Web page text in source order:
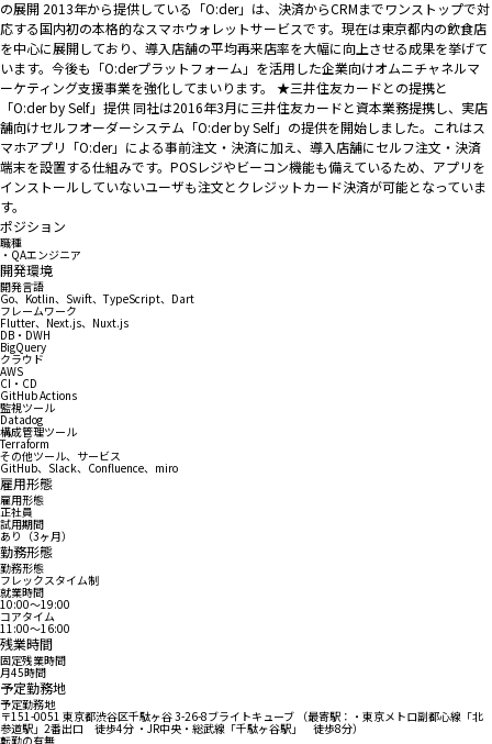
の展開 2013年から提供している「O:der」は、決済からCRMまでワンストップで対
応する国内初の本格的なスマホウォレットサービスです。現在は東京都内の飲食店
を中心に展開しており、導入店舗の平均再来店率を大幅に向上させる成果を挙げて
います。今後も「O:derプラットフォーム」を活用した企業向けオムニチャネルマ
ーケティング支援事業を強化してまいります。 ★三井住友カードとの提携と
「O:der by Self」提供 同社は2016年3月に三井住友カードと資本業務提携し、実店
舗向けセルフオーダーシステム「O:der by Self」の提供を開始しました。これはス
マホアプリ「O:der」による事前注文・決済に加え、導入店舗にセルフ注文・決済
端末を設置する仕組みです。POSレジやビーコン機能も備えているため、アプリを
インストールしていないユーザも注文とクレジットカード決済が可能となっていま
す。
ポジション
職種
・QAエンジニア
開発環境
開発言語
Go、Kotlin、Swift、TypeScript、Dart
フレームワーク
Flutter、Next.js、Nuxt.js
DB・DWH
BigQuery
クラウド
AWS
CI・CD
GitHub Actions
監視ツール
Datadog
構成管理ツール
Terraform
その他ツール、サービス
GitHub、Slack、Confluence、miro
雇用形態
雇用形態
正社員
試用期間
あり（3ヶ月）
勤務形態
勤務形態
フレックスタイム制
就業時間
10:00〜19:00
コアタイム
11:00〜16:00
残業時間
固定残業時間
月45時間
予定勤務地
予定勤務地
〒151-0051 東京都渋谷区千駄ヶ谷 3-26-8ブライトキューブ （最寄駅：・東京メトロ副都心線「北
参道駅」2番出口 徒歩4分 ・JR中央・総武線「千駄ヶ谷駅」 徒歩8分）
転勤の有無